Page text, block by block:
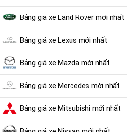
Bảng giá xe Land Rover mới nhất
Bảng giá xe Lexus mới nhất
Bảng giá xe Mazda mới nhất
Bảng giá xe Mercedes mới nhất
Bảng giá xe Mitsubishi mới nhất